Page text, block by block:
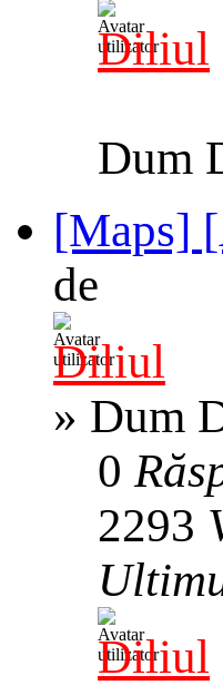
Diliul
Dum
[Maps]
de
Diliul
» Dum
0
2293
Diliul